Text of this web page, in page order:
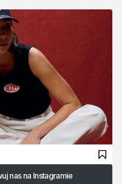
nas na Instagramie